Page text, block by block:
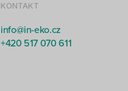
KONTAKT
info@in-eko.cz
+420 517 070 611